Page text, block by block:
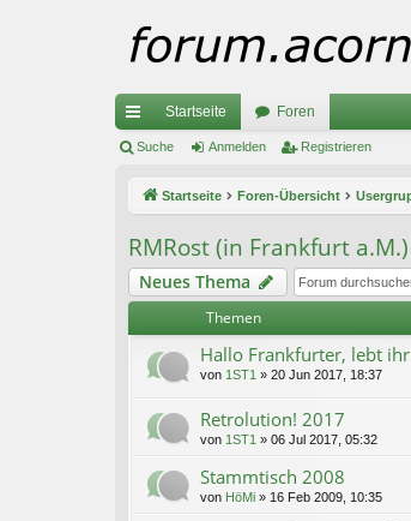
ch
ug
riff
Startseite Foren
Suche Anmelden Registrieren
Startseite Foren-Übersicht
RMRost (in Frankfurt a.M.)
Neues Thema
Themen
Hallo Frankfurter, lebt
von 1ST1 » 20 Jun 2017, 18:37
Retrolution! 2017
von 1ST1 » 06 Jul 2017, 05:32
Stammtisch 2008
von HöMi » 16 Feb 2009, 10:35